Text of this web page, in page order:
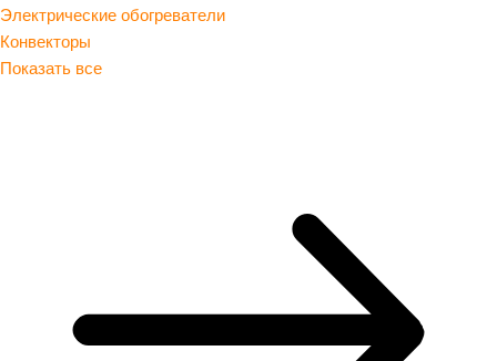
Электрические обогреватели
Конвекторы
Показать все